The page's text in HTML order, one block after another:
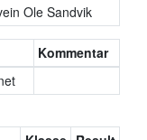
Ole Sandvik
Kommentar